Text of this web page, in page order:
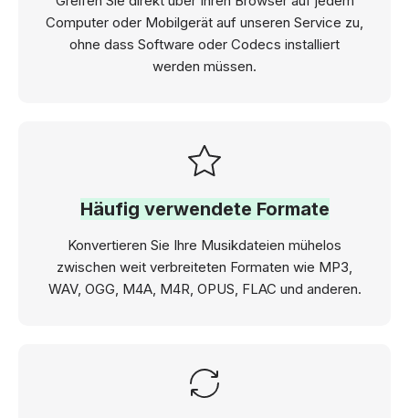
Computer oder Mobilgerät auf unseren Service zu,
ohne dass Software oder Codecs installiert
werden müssen.
Häufig verwendete Formate
Konvertieren Sie Ihre Musikdateien mühelos
zwischen weit verbreiteten Formaten wie MP3,
WAV, OGG, M4A, M4R, OPUS, FLAC und anderen.